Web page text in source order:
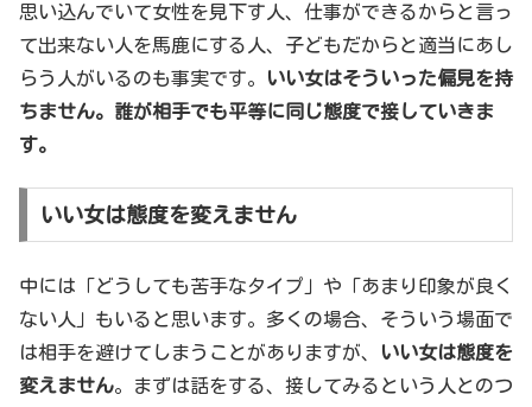
思い込んでいて女性を見下す人、仕事ができるからと言っ
て出来ない人を馬鹿にする人、子どもだからと適当にあし
らう人がいるのも事実です。
いい女はそういった偏見を持
ちません。誰が相手でも平等に同じ態度で接していきま
す。
いい女は態度を変えません
中には「どうしても苦手なタイプ」や「あまり印象が良く
ない人」もいると思います。多くの場合、そういう場面で
は相手を避けてしまうことがありますが、
いい女は態度を
変えません。まずは話をする、接してみるという人とのつ